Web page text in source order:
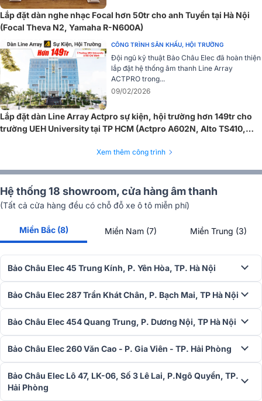
Lắp đặt dàn nghe nhạc Focal hơn 50tr cho anh Tuyền tại Hà Nội
(Focal Theva N2, Yamaha R-N600A)
CÔNG TRÌNH SÂN KHẤU, HỘI TRƯỜNG
Đội ngũ kỹ thuật Bảo Châu Elec đã hoàn thiện
lắp đặt hệ thống âm thanh Line Array
ACTPRO trong...
09/02/2026
Lắp đặt dàn Line Array Actpro sự kiện, hội trường hơn 149tr cho
trường UEH University tại TP HCM (Actpro A602N, Alto TS410,
Xem thêm công trình
Hệ thống 18 showroom, cửa hàng âm thanh
(Tất cả cửa hàng đều có chỗ đỗ xe ô tô miễn phí)
Miền Bắc (8) Miền Nam (7) Miền Trung (3)
Bảo Châu Elec 45 Trung Kính, P. Yên Hòa, TP. Hà Nội
Bảo Châu Elec 287 Trần Khát Chân, P. Bạch Mai, TP Hà Nội
Bảo Châu Elec 454 Quang Trung, P. Dương Nội, TP Hà Nội
Bảo Châu Elec 260 Văn Cao - P. Gia Viên - TP. Hải Phòng
Bảo Châu Elec Lô 47, LK-06, Số 3 Lê Lai, P.Ngô Quyền, TP.
Hải Phòng